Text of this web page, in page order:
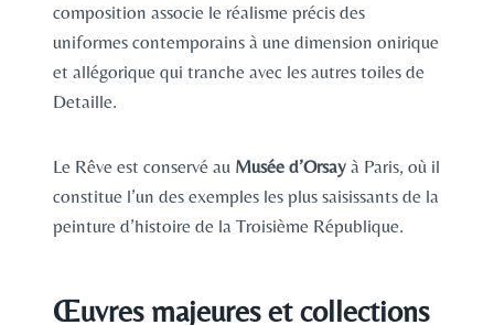
composition associe le réalisme précis des
uniformes contemporains à une dimension onirique
et allégorique qui tranche avec les autres toiles de
Detaille.
Le Rêve est conservé au Musée d’Orsay à Paris, où il
constitue l’un des exemples les plus saisissants de la
peinture d’histoire de la Troisième République.
Œuvres majeures et collections